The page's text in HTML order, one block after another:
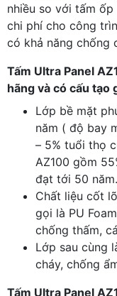
nhiều so với tấm
chi phí cho công
có khả năng chống
Tấm Ultra Panel
hãng và có cấu tạo
Lớp bề mặt
năm ( độ bay
– 5% tuổi thọ
AZ100 gồm
đạt tới 50 năm.
Chất liệu cốt
gọi là PU
chống thấm,
Lớp sau cùng
cháy, chống
Tấm Ultra Panel